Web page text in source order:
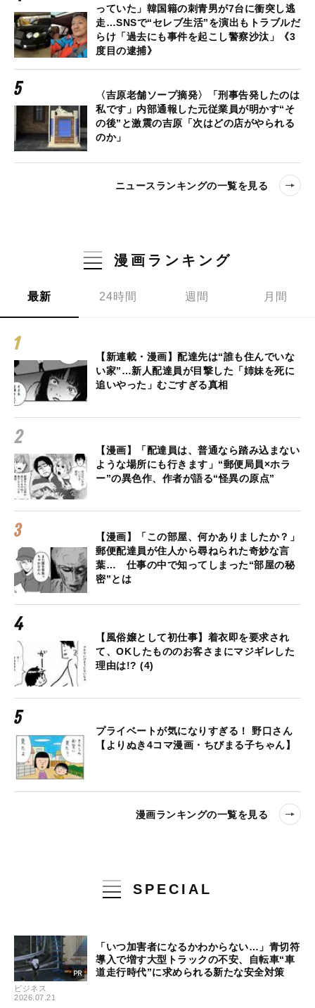
っていた」韓国籍の刺青男が7台に衝突し逃
走…SNSで“セレブ生活”を演出もトラブルだ
らけ「過去にも事件を起こし警察沙汰」《3
度目の逮捕》
〈吉原老舗ソープ摘発〉「刑事告発したのは
私です」内部通報した元従業員が明かす“そ
の後”と激震の吉原「次はどの店がやられる
のか」
ニュースランキングの一覧を見る
漫画ランキング
最新 24時間 週間 月間
【新連載・漫画】配達先は“誰も住んでいな
い家”…新人配達員が目撃した「姉妹を死に
追いやった」むごすぎる真相
【漫画】「配達員は、普通なら踏み込まない
ような場所にも行きます」“郵便局員×ホラ
ー”の異色作、作者が語る“怪異の原点”
【漫画】「この部屋、何かありましたか？」
郵便配達員が住人から尋ねられた奇妙な言
葉… 仕事の中で知ってしまった“部屋の秘
密”とは
【風俗嬢として初仕事】着衣即を要求され
て、OKしたもののお客さまにマジギレした
理由は!? (4)
プライベートが気になりすぎる！ 野口さん
【よりぬき4コマ漫画・ちびまる子ちゃん】
漫画ランキングの一覧を見る
SPECIAL
ビジネス
2026.07.21
「いつ加害者になるかわからない…」青切符
導入で増す大型トラックの不安、自転車“車
道走行時代”に求められる新たな安全対策